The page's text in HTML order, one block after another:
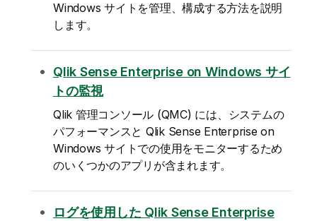
Windows サイトを管理、構成する方法を説明
します。
Qlik Sense Enterprise on Windows サイ
トの監視
Qlik 管理コンソール (QMC) には、システムの
パフォーマンスと Qlik Sense Enterprise on
Windows サイトでの使用をモニターするため
のいくつかのアプリが含まれます。
ログを使用した Qlik Sense Enterprise